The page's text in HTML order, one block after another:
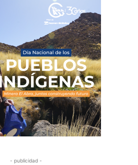
- publicidad -